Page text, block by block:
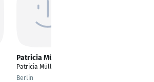
Patricia Müller
Patricia Müller
Berlin